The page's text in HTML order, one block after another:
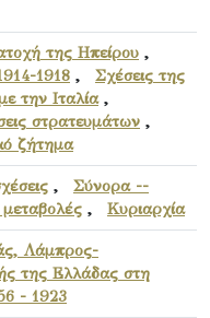
της Ηπείρου ,
1918 , Σχέσεις της
την Ιταλία,
στρατευμάτων ,
ζήτημα
, Σύνορα --
, Κυριαρχία
Λάμπρος-
της Ελλάδας στη
- 1923